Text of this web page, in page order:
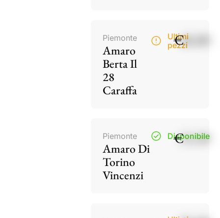
Piemonte
Amaro
Berta Il
28
Caraffa
Ultimi
pezzi
€40,00
Piemonte
Amaro Di
Torino
Vincenzi
Disponibile
€15,50